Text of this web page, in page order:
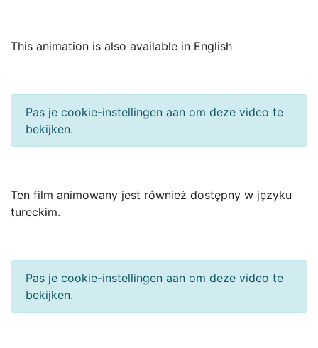
This animation is also available in English
Pas je cookie-instellingen aan om deze video te
bekijken.
Ten film animowany jest również dostępny w języku
tureckim.
Pas je cookie-instellingen aan om deze video te
bekijken.